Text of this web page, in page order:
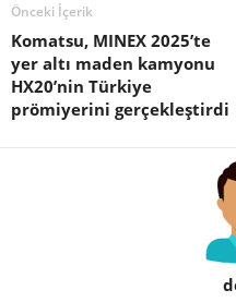
Önceki İçerik
Komatsu, MINEX 2025’te
yer altı maden kamyonu
HX20’nin Türkiye
prömiyerini gerçekleştirdi